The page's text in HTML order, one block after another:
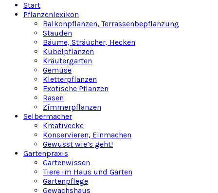
Start
Pflanzenlexikon
Balkonpflanzen, Terrassenbepflanzung
Stauden
Bäume, Sträucher, Hecken
Kübelpflanzen
Kräutergarten
Gemüse
Kletterpflanzen
Exotische Pflanzen
Rasen
Zimmerpflanzen
Selbermacher
Kreativecke
Konservieren, Einmachen
Gewusst wie’s geht!
Gartenpraxis
Gartenwissen
Tiere im Haus und Garten
Gartenpflege
Gewächshaus